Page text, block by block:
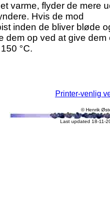
varme, flyder de mere
Hvis de mod
inden de bliver bløde
dem op ved at give dem
°C.
Printer-venlig
© Henrik
Last updated 18-11-